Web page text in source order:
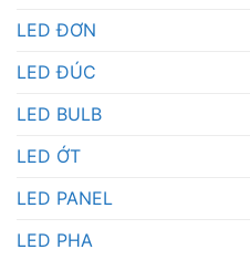
LED ĐƠN
LED ĐÚC
LED BULB
LED ỚT
LED PANEL
LED PHA